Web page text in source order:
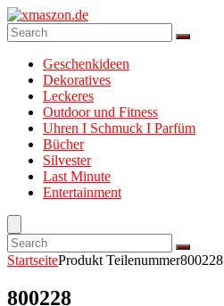
Geschenkideen
Dekoratives
Leckeres
Outdoor und Fitness
Uhren I Schmuck I Parfüm
Bücher
Silvester
Last Minute
Entertainment
StartseiteProdukt Teilenummer800228
800228